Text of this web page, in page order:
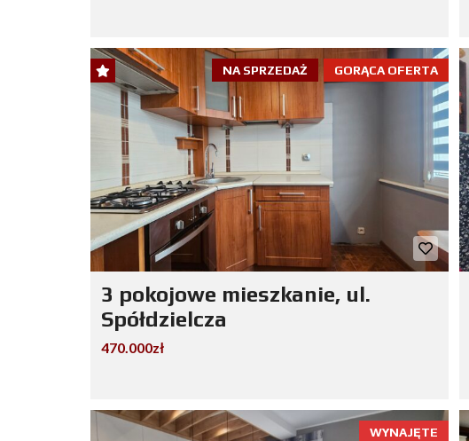
GORĄCA OFERTA
NA SPRZEDAŻ
3 pokojowe mieszkanie, ul.
Spółdzielcza
470.000zł
WYNAJĘTE